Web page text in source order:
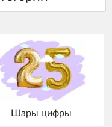
Шары цифры